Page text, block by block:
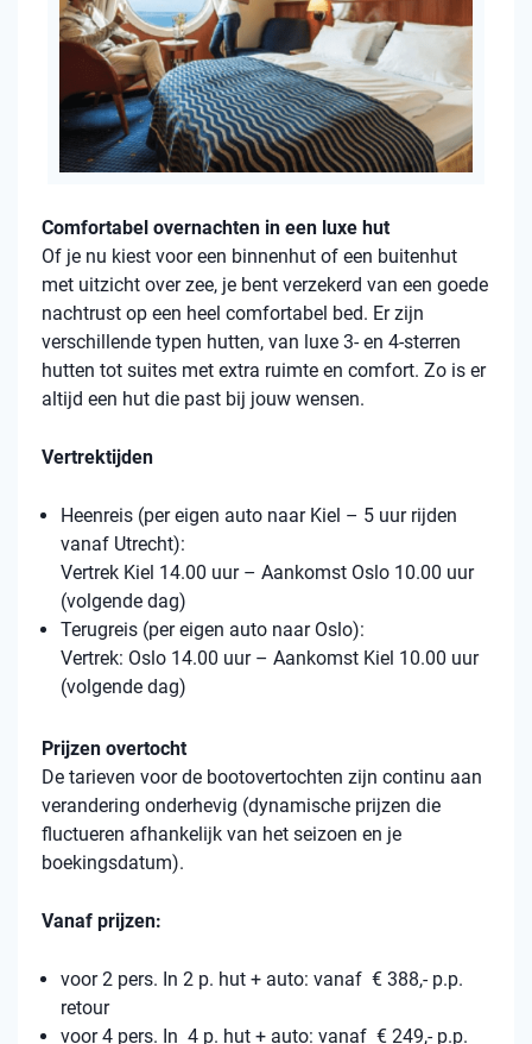
Comfortabel overnachten in een luxe hut
Of je nu kiest voor een binnenhut of een buitenhut
met uitzicht over zee, je bent verzekerd van een goede
nachtrust op een heel comfortabel bed. Er zijn
verschillende typen hutten, van luxe 3- en 4-sterren
hutten tot suites met extra ruimte en comfort. Zo is er
altijd een hut die past bij jouw wensen.
Vertrektijden
Heenreis (per eigen auto naar Kiel – 5 uur rijden
vanaf Utrecht):
Vertrek Kiel 14.00 uur – Aankomst Oslo 10.00 uur
(volgende dag)
Terugreis (per eigen auto naar Oslo):
Vertrek: Oslo 14.00 uur – Aankomst Kiel 10.00 uur
(volgende dag)
Prijzen overtocht
De tarieven voor de bootovertochten zijn continu aan
verandering onderhevig (dynamische prijzen die
fluctueren afhankelijk van het seizoen en je
boekingsdatum).
Vanaf prijzen:
voor 2 pers. In 2 p. hut + auto: vanaf € 388,- p.p.
retour
voor 4 pers. In 4 p. hut + auto: vanaf € 249,- p.p.